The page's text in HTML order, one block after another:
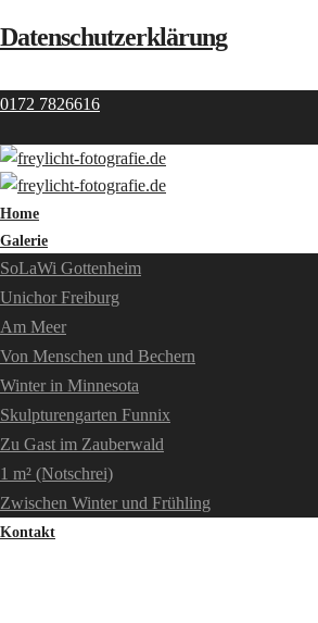
Datenschutzerklärung
0172 7826616
Home
Galerie
SoLaWi Gottenheim
Unichor Freiburg
Am Meer
Von Menschen und Bechern
Winter in Minnesota
Skulpturengarten Funnix
Zu Gast im Zauberwald
1 m² (Notschrei)
Zwischen Winter und Frühling
Kontakt